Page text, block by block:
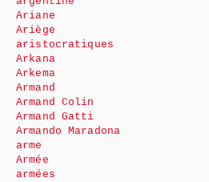
Ariane
Ariège
aristocratiques
Arkana
Arkema
Armand
Armand Colin
Armand Gatti
Armando Maradona
arme
Armée
armées